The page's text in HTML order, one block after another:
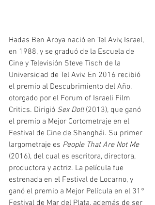
Hadas Ben Aroya nació en Tel Aviv, Israel,
en 1988, y se graduó de la Escuela de
Cine y Televisión Steve Tisch de la
Universidad de Tel Aviv. En 2016 recibió
el premio al Descubrimiento del Año,
otorgado por el Forum of Israeli Film
Critics. Dirigió Sex Doll (2013), que ganó
el premio a Mejor Cortometraje en el
Festival de Cine de Shanghái. Su primer
largometraje es People That Are Not Me
(2016), del cual es escritora, directora,
productora y actriz. La película fue
estrenada en el Festival de Locarno, y
ganó el premio a Mejor Película en el 31°
Festival de Mar del Plata, además de ser